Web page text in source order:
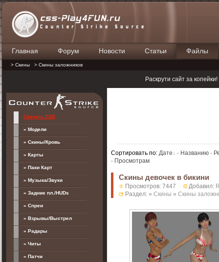
Главная Форум Новости Статьи Файлы
> Скины > Скины заложников
Раскрути сайт за
Сортировать по: Дате · Названию ·
· Просмотрам
Скины девочек в бикини
Просмотров: 7447 Добавил:
Раздел: » Скины » Скины
Скачать CSS
» Модели
» Скины/Кровь
» Карты
» Паки Карт
» Музыка/Звуки
» Задние пл./HUDs
» Спреи
» Взрывы/Выстрел
» Радары
» Читы
» Патчи